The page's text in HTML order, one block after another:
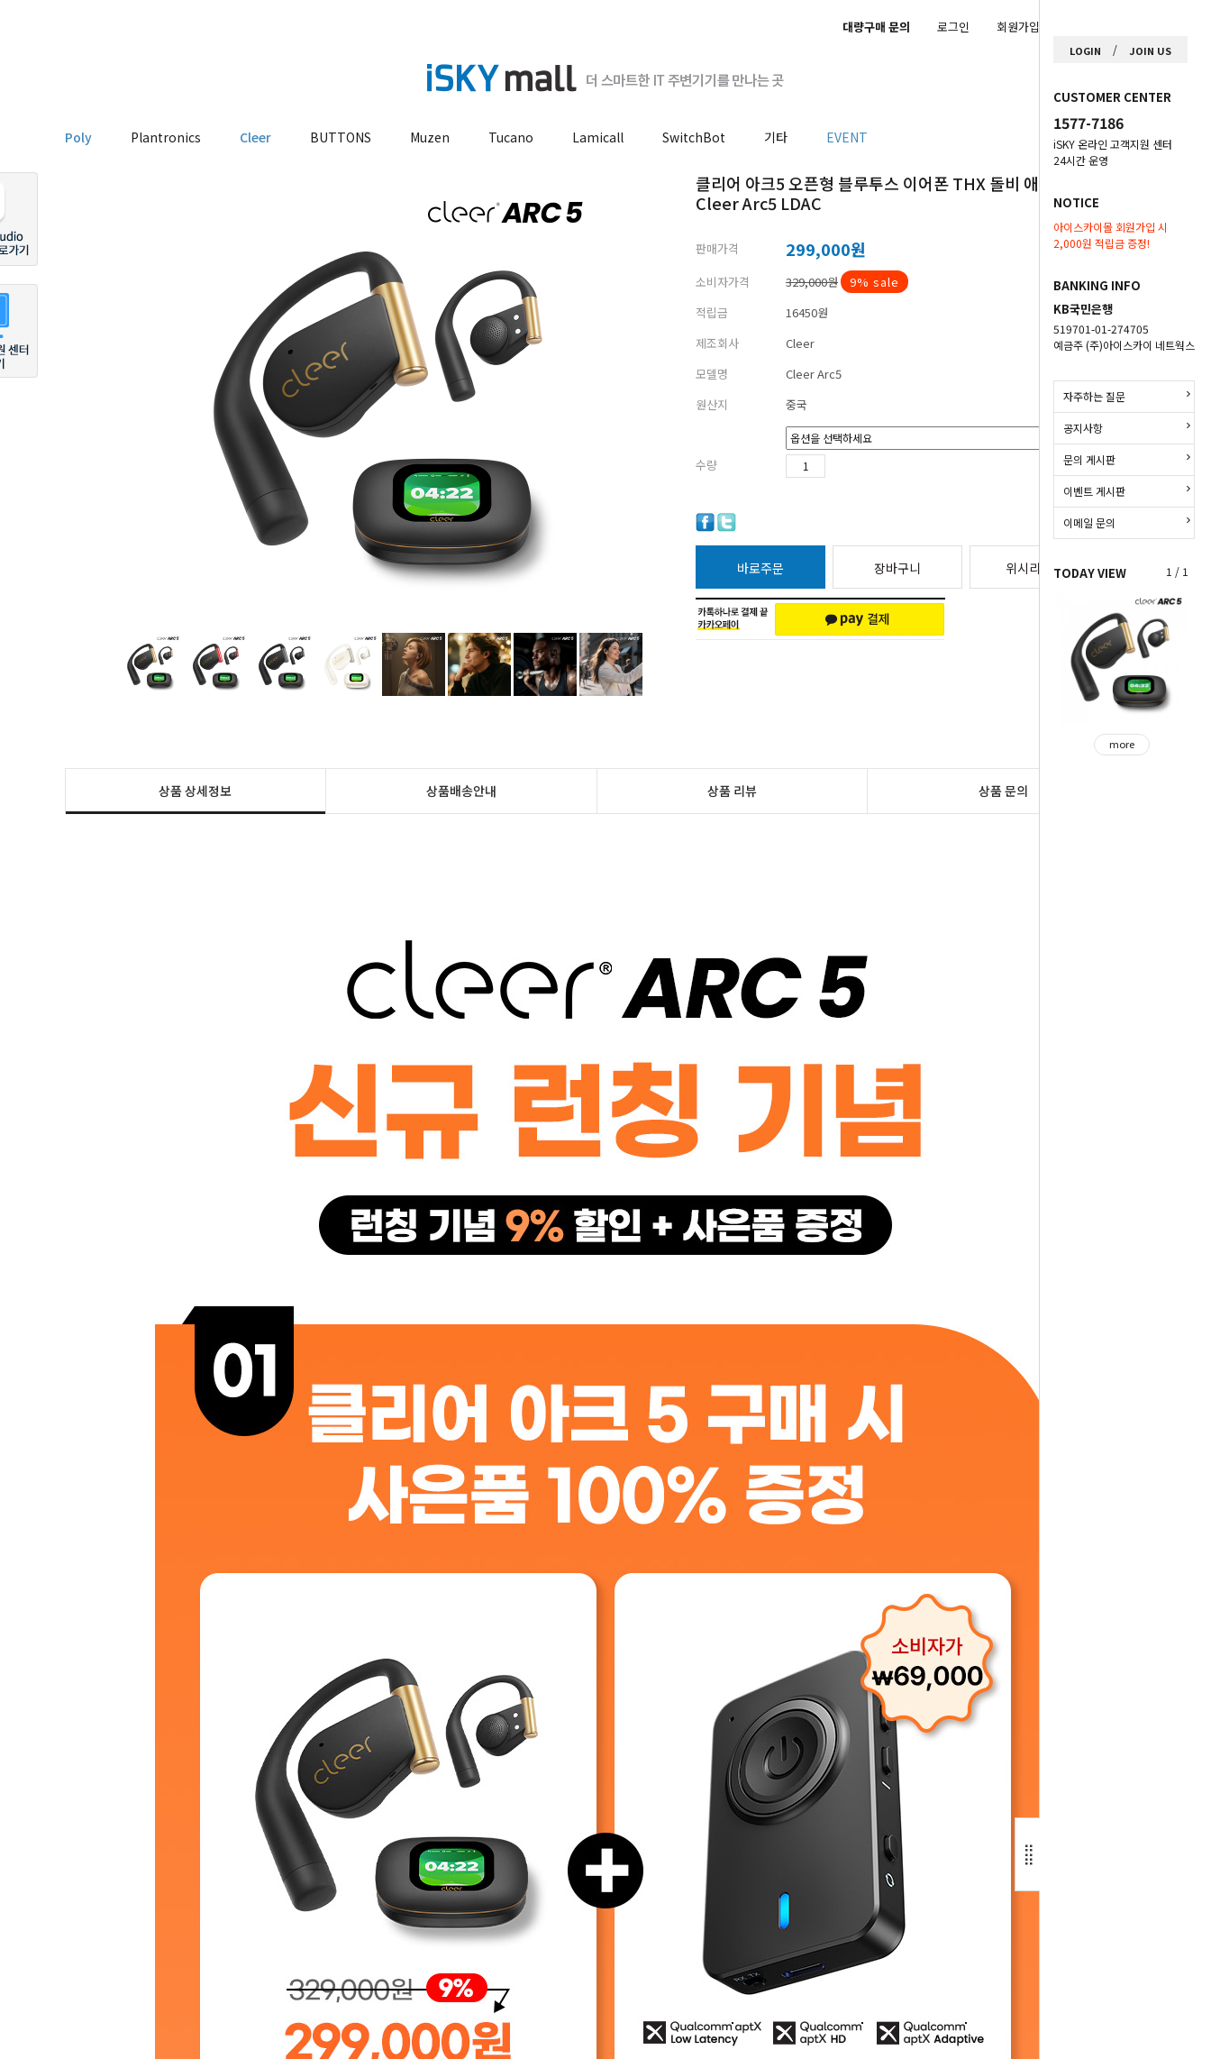
대량구매 문의 로그인 회원가입
Poly Plantronics Cleer BUTTONS Muzen Tucano Lamicall SwitchBot 기타 EVENT
LOGIN / JOIN US
CUSTOMER CENTER
1577-7186
iSKY 온라인 고객지원 센터
24시간 운영
NOTICE
아이스카이몰 회원가입 시
2,000원 적립금 증정!
BANKING INFO
KB국민은행
519701-01-274705
예금주 (주)아이스카이 네트웍스
자주하는 질문
공지사항
문의 게시판
이벤트 게시판
이메일 문의
TODAY VIEW 1 / 1
more
클리어 아크5 오픈형 블루투스 이어폰 THX 돌비 애트모스
Cleer Arc5 LDAC
판매가격 299,000원
소비자가격 329,000원 9% sale
적립금
16450원
제조회사
Cleer
모델명
Cleer Arc5
원산지
중국
수량
바로주문 장바구니 위시리스트
상품 상세정보 상품배송안내 상품 리뷰 상품 문의